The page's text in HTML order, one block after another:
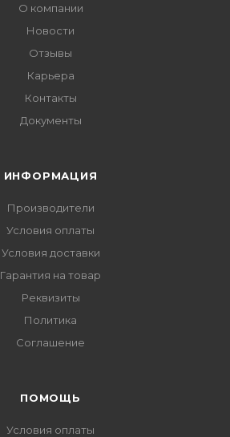
О компании
Новости
Отзывы
Карьера
Контакты
Документы
ИНФОРМАЦИЯ
Производители
Условия оплаты
Условия доставки
Гарантия на товар
Реквизиты
Политика
Соглашение
ПОМОЩЬ
Условия оплаты